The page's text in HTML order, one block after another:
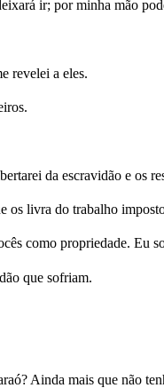
ir; por minha mão
revelei a eles.
da escravidão e os
os livra do trabalho
como propriedade. Eu
que sofriam.
Ainda mais que não